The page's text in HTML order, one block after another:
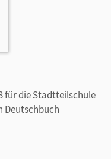
für die Stadtteilschule
Deutschbuch